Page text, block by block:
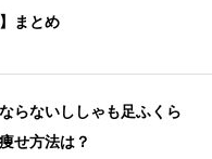
まとめ
らないししゃも足ふくら
せ方法は？